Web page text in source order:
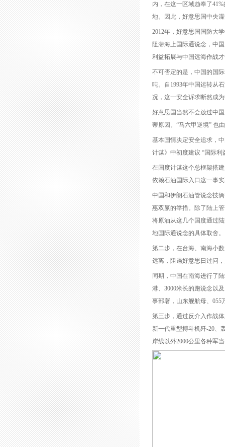
内，在这一区域趋奉了
地。因此，好意思国中央
2012年，好意思国国防大
阻滞海上国际通说念，中
利益拓展与中国远海作战
不可否定的是，中国的国
吨。自1993年中国运转从
况，这一安全诉求断然成
好意思国当然不会放过中
蒂原因。“马六甲逆境” 也
基本国情决定安全追求，
计谋》中初度建议 “国际
在国度计谋这个总框架搭
依赖石油国际入口这一事
中国和伊朗石油管说念技
惠双赢的举措。除了陆上
将原油从这几个国度通过
地国际通说念的具体取舍。
第二步，在台海、南海小
远离，阻遏好意思日过问
同期，中国在南海进行了
港、3000米长的跑说念以
事部署，山东舰航母、055
第三步，通过反介入作战
新一代重型搏斗机歼-20、
岸线以外2000公里各种军